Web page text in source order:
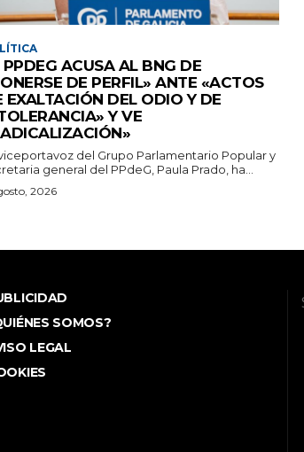
PPDEG ACUSA AL BNG DE
DE PERFIL» ANTE «ACTOS
EXALTACIÓN DEL ODIO Y DE
Y VE
del Grupo Parlamentario Popular y
general del PPdeG, Paula Prado, ha...
2026
SOMOS?
LEGAL